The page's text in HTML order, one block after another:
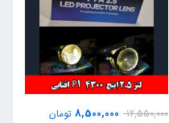
12,550,000
8,500,000 تومان